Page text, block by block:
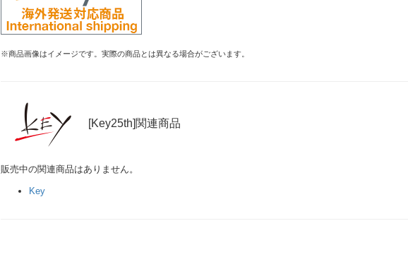
※商品画像はイメージです。実際の商品とは異なる場合がございます。
[Key25th]関連商品
販売中の関連商品はありません。
Key